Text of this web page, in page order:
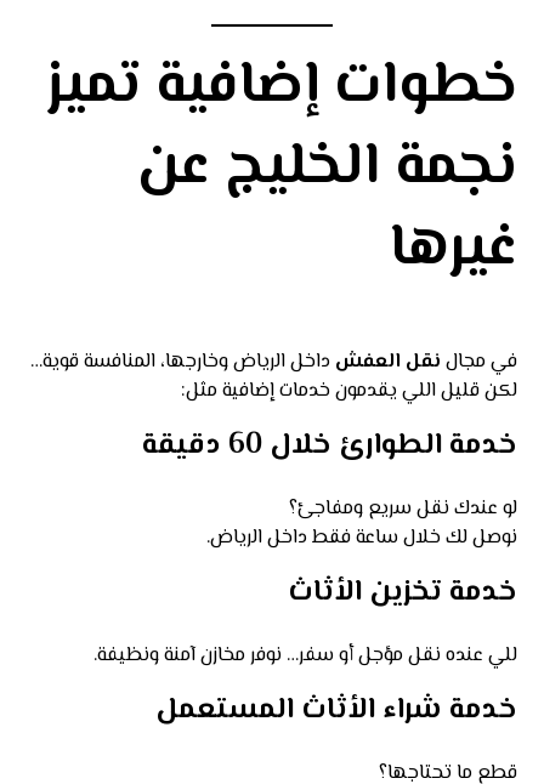
خطوات إضافية تميز
نجمة الخليج عن
غيرها
في مجال نقل العفش داخل الرياض وخارجها، المنافسة قوية…
لكن قليل اللي يقدمون خدمات إضافية مثل:
خدمة الطوارئ خلال 60 دقيقة
لو عندك نقل سريع ومفاجئ؟
نوصل لك خلال ساعة فقط داخل الرياض.
خدمة تخزين الأثاث
للي عنده نقل مؤجل أو سفر… نوفر مخازن آمنة ونظيفة.
خدمة شراء الأثاث المستعمل
قطع ما تحتاجها؟